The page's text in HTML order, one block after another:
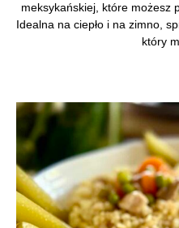
meksykańskiej, które możesz
Idealna na ciepło i na zimno,
który